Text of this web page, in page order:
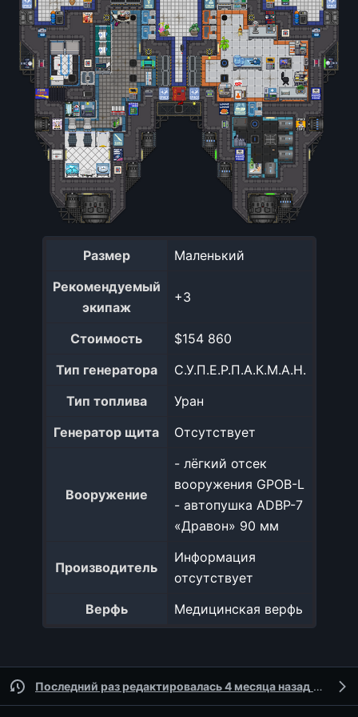
Размер
Маленький
Рекомендуемый
экипаж
+3
Стоимость
$154 860
Тип генератора
С.У.П.Е.Р.П.А.К.М.А.Н.
Тип топлива
Уран
Генератор щита
Отсутствует
Вооружение
- лёгкий отсек
вооружения GPOB-L
- автопушка ADBP-7
«Дравон» 90 мм
Производитель
Информация
отсутствует
Верфь
Медицинская верфь
Последний раз редактировалась 4 месяца назад